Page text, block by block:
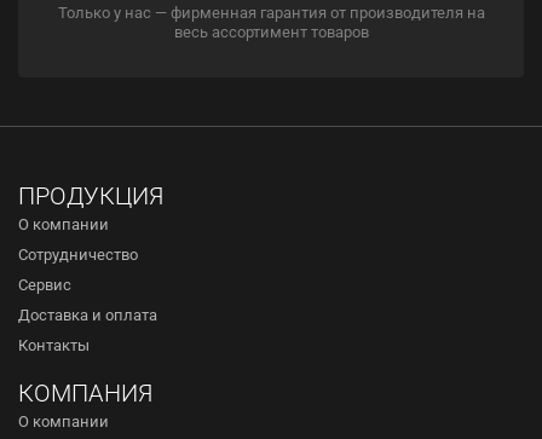
Только у нас — фирменная гарантия от производителя на
весь ассортимент товаров
ПРОДУКЦИЯ
О компании
Сотрудничество
Сервис
Доставка и оплата
Контакты
КОМПАНИЯ
О компании